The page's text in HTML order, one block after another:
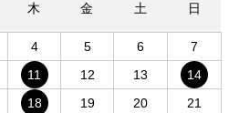
木 金 土 日
4 5 6
7
11 12 13
14
18 19 20
21